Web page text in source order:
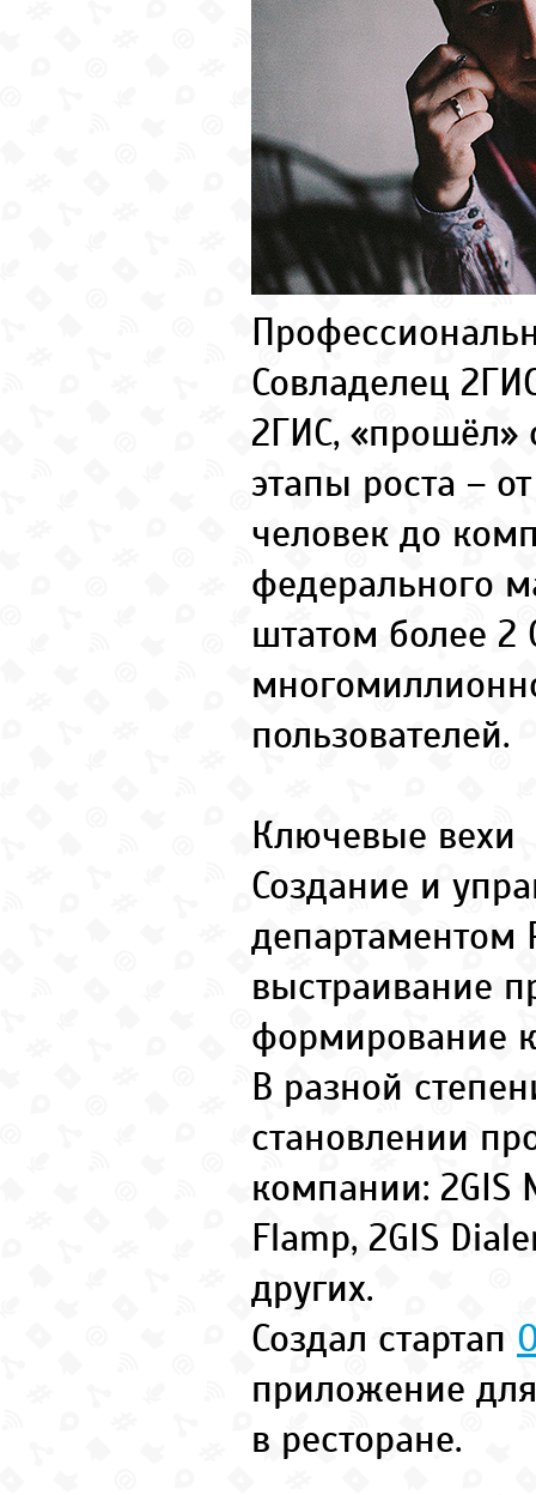
Совладелец
2ГИС, «прошёл»
этапы роста –
человек до
федерального
штатом более 2
пользователей.
Ключевые вехи
Создание и
департаментом
выстраивание
формирование
В разной
становлении
компании: 2GIS
Flamp, 2GIS
других.
Создал стартап
приложение
в ресторане.